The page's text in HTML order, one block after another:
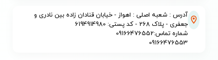
آدرس : شعبه اصلی : اهواز - خیابان قنادان زاده بین نادری و
جعفری - پلاک 268 - کد پستی: 6194914980
شماره تماس:09166476552
09166476553